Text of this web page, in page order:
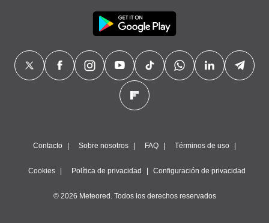
Contacto Sobre nosotros FAQ Términos de uso
Cookies Política de privacidad Configuración de privacidad
© 2026 Meteored. Todos los derechos reservados